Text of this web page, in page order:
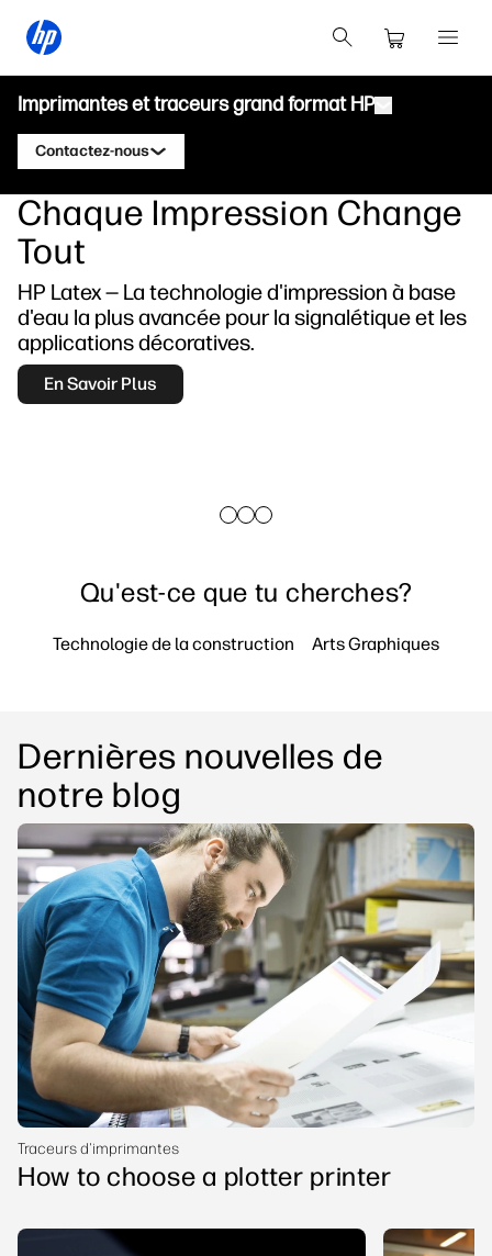
Imprimantes et traceurs grand format HP
Contactez-nous
Contacter un expert HP DesignJet
Contacter un expert HP PageWide XL
Contacter un expert HP Latex
Contacter un expert HP Stitch
Produits
Traceurs techniques HP DesignJet
Imprimantes graphiques HP DesignJet
Imprimantes HP PageWide XL
Imprimantes HP Latex
Solutions et services
Solutions d'impression HP Click
HP PrintOS Production Hub
HP Professional Print Service
Applications
Ressources
Centre d'apprentissage
Blog
Chaque Impression Change
Tout
HP Latex — La technologie d'impression à base
d'eau la plus avancée pour la signalétique et les
applications décoratives.
En Savoir Plus
Qu'est-ce que tu cherches?
Technologie de la construction Arts Graphiques
Dernières nouvelles de
notre blog
Traceurs d'imprimantes
How to choose a plotter printer